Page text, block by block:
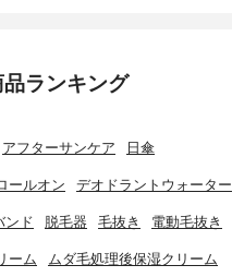
ランキング
アフターサンケア 日傘
ールオン デオドラントウォーター
ンド 脱毛器 毛抜き 電動毛抜き
ーム ムダ毛処理後保湿クリーム